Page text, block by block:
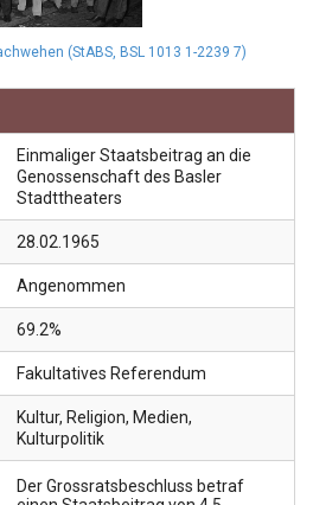
(StABS, BSL 1013 1-2239 7)
Einmaliger Staatsbeitrag an die
Genossenschaft des Basler
Stadttheaters
28.02.1965
Angenommen
69.2%
Fakultatives Referendum
Kultur, Religion, Medien,
Kulturpolitik
Der Grossratsbeschluss betraf